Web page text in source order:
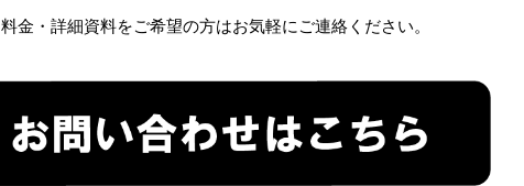
料金・詳細資料をご希望の方はお気軽にご連絡ください。